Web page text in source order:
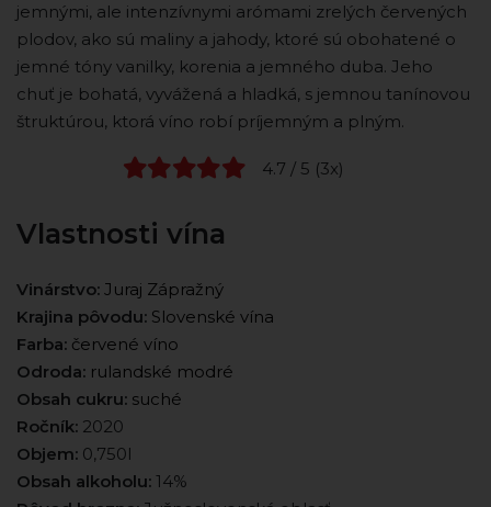
jemnými, ale intenzívnymi arómami zrelých červených
plodov, ako sú maliny a jahody, ktoré sú obohatené o
jemné tóny vanilky, korenia a jemného duba. Jeho
chuť je bohatá, vyvážená a hladká, s jemnou tanínovou
štruktúrou, ktorá víno robí príjemným a plným.
4.7 / 5 (3x)
Vlastnosti vína
Vinárstvo: Juraj Zápražný
Krajina pôvodu: Slovenské vína
Farba: červené víno
Odroda: rulandské modré
Obsah cukru: suché
Ročník: 2020
Objem: 0,750l
Obsah alkoholu: 14%